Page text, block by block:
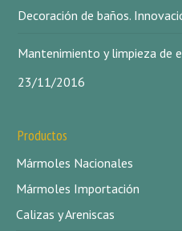
Decoración de baños.
Mantenimiento y limpieza de
23/11/2016
Productos
Mármoles Nacionales
Mármoles Importación
Calizas y Areniscas